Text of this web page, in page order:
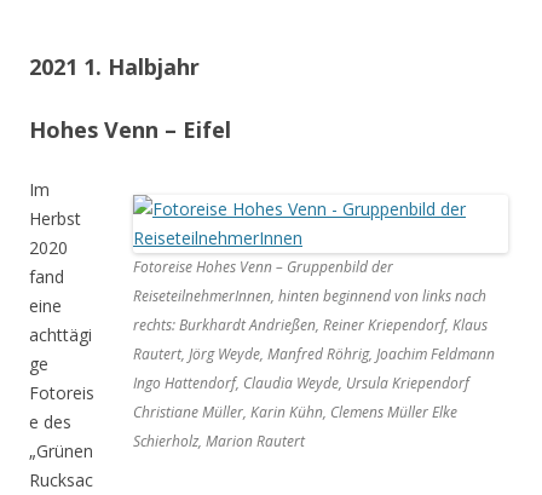
2021 1. Halbjahr
Hohes Venn – Eifel
Fotoreise Hohes Venn – Gruppenbild der
ReiseteilnehmerInnen, hinten beginnend von links nach
rechts: Burkhardt Andrießen, Reiner Kriependorf, Klaus
Rautert, Jörg Weyde, Manfred Röhrig, Joachim Feldmann
Ingo Hattendorf, Claudia Weyde, Ursula Kriependorf
Christiane Müller, Karin Kühn, Clemens Müller Elke
Schierholz, Marion Rautert
Im
Herbst
2020
fand
eine
achttägi
ge
Fotoreis
e des
„Grünen
Rucksac